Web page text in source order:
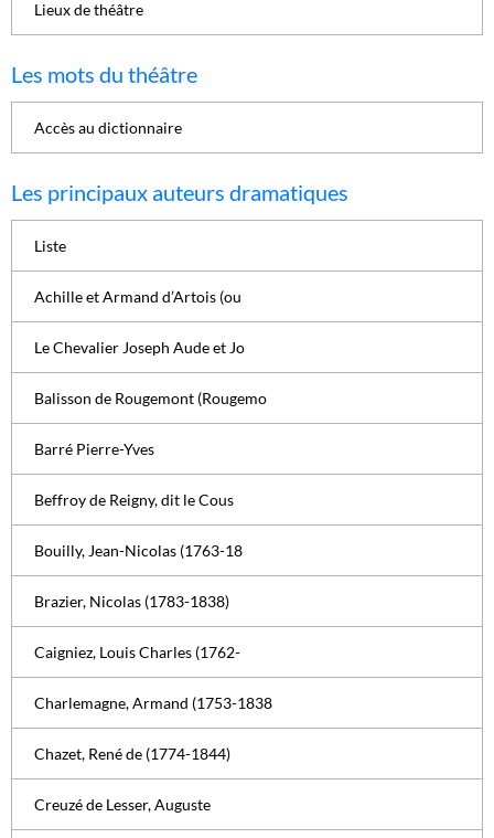
Lieux de théâtre
Les mots du théâtre
Accès au dictionnaire
Les principaux auteurs dramatiques
Liste
Achille et Armand d’Artois (ou
Le Chevalier Joseph Aude et Jo
Balisson de Rougemont (Rougemo
Barré Pierre-Yves
Beffroy de Reigny, dit le Cous
Bouilly, Jean-Nicolas (1763-18
Brazier, Nicolas (1783-1838)
Caigniez, Louis Charles (1762-
Charlemagne, Armand (1753-1838
Chazet, René de (1774-1844)
Creuzé de Lesser, Auguste